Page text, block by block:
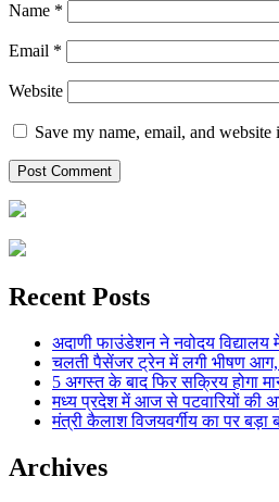
Name *
Email *
Website
Save my name, email, and
Recent Posts
अदाणी फाउंडेशन ने नवोदय विद्यालय में
चलती पैसेंजर ट्रेन में लगी भीषण आग,
5 अगस्त के बाद फिर सक्रिय होगा
मध्य प्रदेश में आज से पटवारियों की
मंत्री कैलाश विजयवर्गीय का पर बड़ा
Archives